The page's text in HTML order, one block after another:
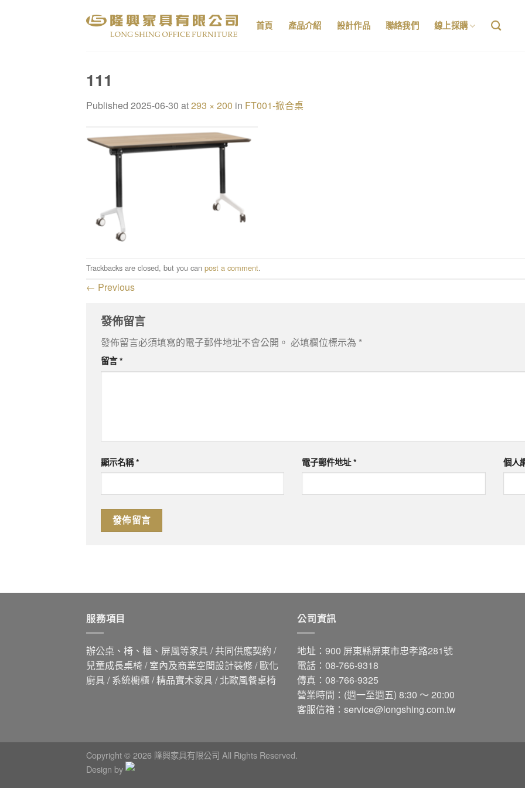
首頁 產品介紹 設計作品 聯絡我們 線上採購
111
Published 2025-06-30 at293 × 200 in FT001-掀合桌
Trackbacks are closed, but you can post a comment.
← Previous
發佈留言
發佈留言必須填寫的電子郵件地址不會公開。 必填欄位標示為 *
留言*
顯示名稱* 電子郵件地址* 個人
服務項目
辦公桌、椅、櫃、屏風等家具 / 共同供應契約 /
兒童成長桌椅 / 室內及商業空間設計裝修 / 歐化
廚具 / 系統櫥櫃 / 精品實木家具 / 北歐風餐桌椅
公司資訊
地址：900 屏東縣屏東市忠孝路281號
電話：08-766-9318
傳真：08-766-9325
營業時間：(週一至週五) 8:30 ～ 20:00
客服信箱： service@longshing.com.tw
Copyright © 2026 隆興家具有限公司 All Rights Reserved.
Design by